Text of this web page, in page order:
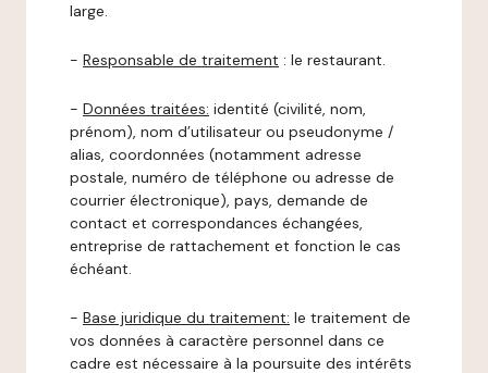
large.
- Responsable de traitement : le restaurant.
- Données traitées: identité (civilité, nom,
prénom), nom d’utilisateur ou pseudonyme /
alias, coordonnées (notamment adresse
postale, numéro de téléphone ou adresse de
courrier électronique), pays, demande de
contact et correspondances échangées,
entreprise de rattachement et fonction le cas
échéant.
- Base juridique du traitement: le traitement de
vos données à caractère personnel dans ce
cadre est nécessaire à la poursuite des intérêts